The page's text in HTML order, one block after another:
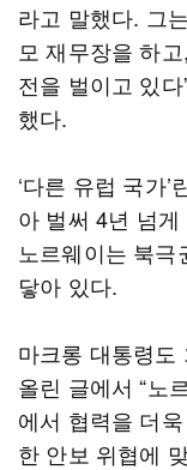
라고 말했다. 그
모 재무장을 하
전을 벌이고 있
했다.
‘다른 유럽 국가
아 벌써 4년 넘
노르웨이는 북
닿아 있다.
마크롱 대통령도
올린 글에서 “노
에서 협력을 더
한 안보 위협에